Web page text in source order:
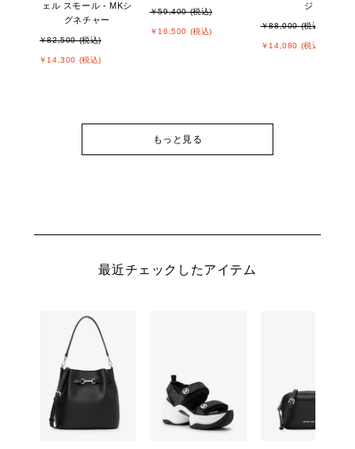
ェル スモール - MKシ
グネチャー
￥82,500 (税込)
￥14,300 (税込)
￥59,400 (税込)
￥16,500 (税込)
ジ
￥88,000 (税込)
￥14,080 (税込)
もっと見る
最近チェックしたアイテム